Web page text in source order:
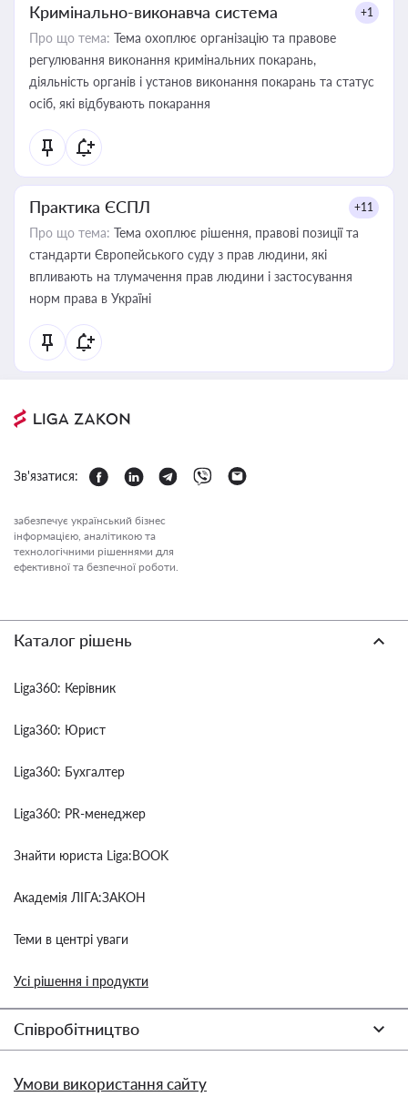
Кримінально-виконавча система +1
Про що тема: Тема охоплює організацію та правове
регулювання виконання кримінальних покарань,
діяльність органів і установ виконання покарань та статус
осіб, які відбувають покарання
Практика ЄСПЛ +11
Про що тема: Тема охоплює рішення, правові позиції та
стандарти Європейського суду з прав людини, які
впливають на тлумачення прав людини і застосування
норм права в Україні
Зв'язатися:
забезпечує український бізнес
інформацією, аналітикою та
технологічними рішеннями для
ефективної та безпечної роботи.
Каталог рішень
Liga360: Керівник
Liga360: Юрист
Liga360: Бухгалтер
Liga360: PR-менеджер
Знайти юриста Liga:BOOK
Академія ЛІГА:ЗАКОН
Теми в центрі уваги
Усі рішення і продукти
Співробітництво
Умови використання сайту